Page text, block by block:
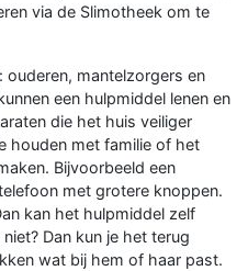
via de Slimotheek om te
ouderen, mantelzorgers en
een hulpmiddel lenen en
die het huis veiliger
houden met familie of het
Bijvoorbeeld een
met grotere knoppen.
kan het hulpmiddel zelf
Dan kun je het terug
wat bij hem of haar past.